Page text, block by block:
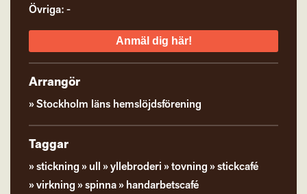
Övriga: -
Anmäl dig här!
Arrangör
Stockholm läns hemslöjdsförening
Taggar
stickning ull yllebroderi tovning
stickcafé
virkning
spinna handarbetscafé